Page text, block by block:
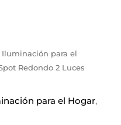
Iluminación para el
Redondo 2 Luces
para el Hogar,